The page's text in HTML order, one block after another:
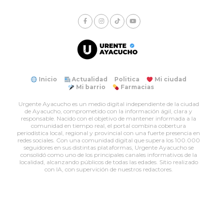
Inicio Actualidad Politica
Mi ciudad
Mi barrio
Farmacias
Urgente Ayacucho es un medio digital independiente de la ciudad
de Ayacucho, comprometido con la información ágil, clara y
responsable. Nacido con el objetivo de mantener informada a la
comunidad en tiempo real, el portal combina cobertura
periodística local, regional y provincial con una fuerte presencia en
redes sociales. Con una comunidad digital que supera los 100.000
seguidores en sus distintas plataformas, Urgente Ayacucho se
consolidó como uno de los principales canales informativos de la
localidad, alcanzando públicos de todas las edades. Sitio realizado
con IA, con supervición de nuestros redactores.